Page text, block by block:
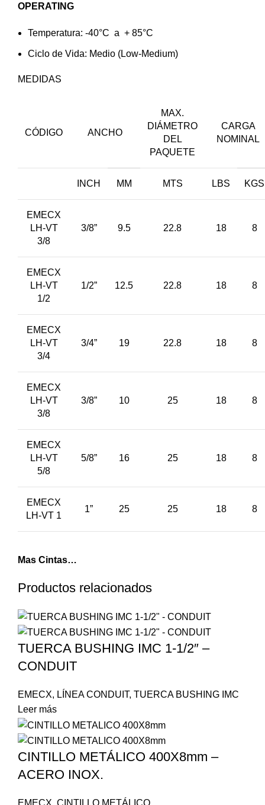
OPERATING
Temperatura: -40°C a + 85°C
Ciclo de Vida: Medio (Low-Medium)
MEDIDAS
CÓDIGO ANCHO
MAX.
DIÁMETRO
DEL
PAQUETE
CARGA
NOMINAL
INCH MM MTS LBS KGS
EMECX
LH-VT
3/8
3/8” 9.5 22.8 18 8
EMECX
LH-VT
1/2
1/2” 12.5 22.8 18 8
EMECX
LH-VT
3/4
3/4” 19 22.8 18 8
EMECX
LH-VT
3/8
3/8” 10 25 18 8
EMECX
LH-VT
5/8
5/8” 16 25 18 8
EMECX
LH-VT 1
1” 25 25 18 8
Mas Cintas…
Productos relacionados
TUERCA BUSHING IMC 1-1/2″ –
CONDUIT
EMECX, LÍNEA CONDUIT, TUERCA BUSHING IMC
Leer más
CINTILLO METÁLICO 400X8mm –
ACERO INOX.
EMECX CINTILLO METÁLICO